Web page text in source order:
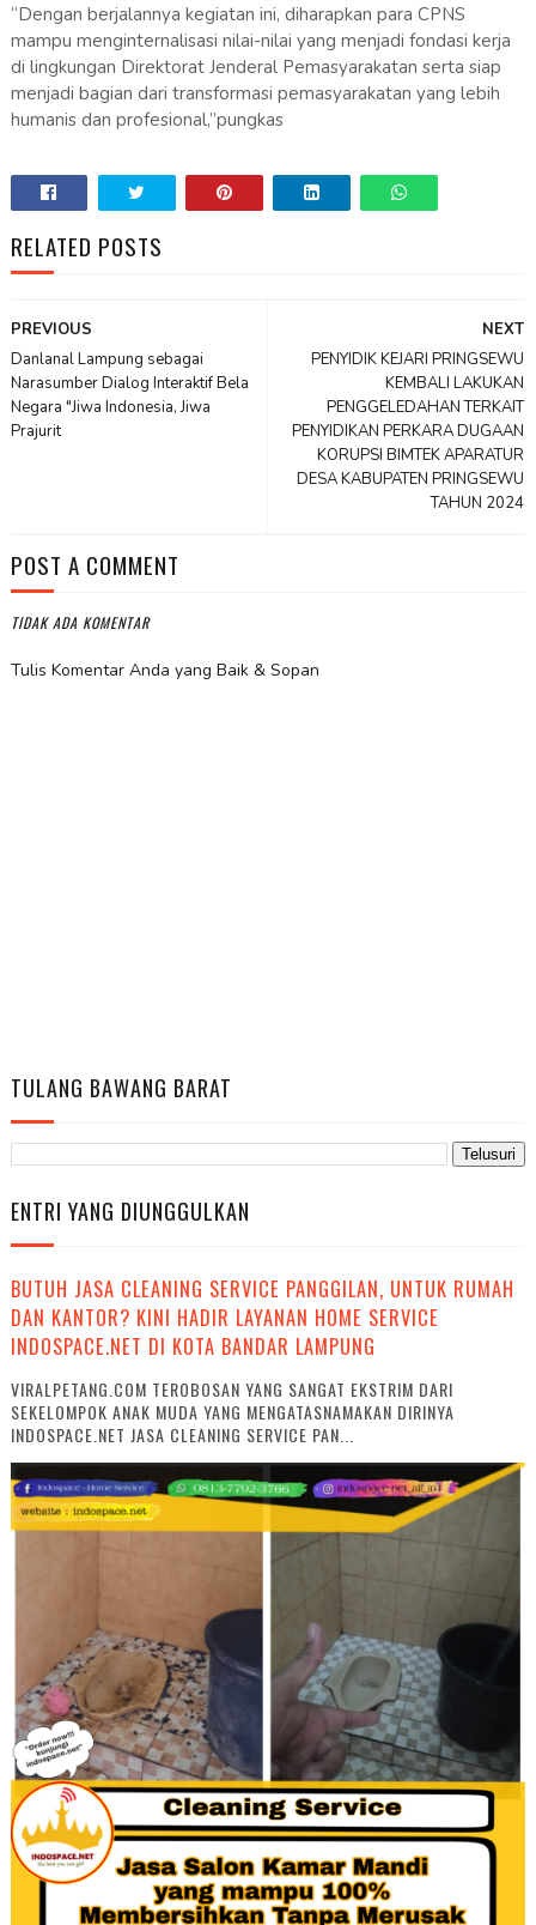
“Dengan berjalannya kegiatan ini, diharapkan para CPNS
mampu menginternalisasi nilai-nilai yang menjadi fondasi kerja
di lingkungan Direktorat Jenderal Pemasyarakatan serta siap
menjadi bagian dari transformasi pemasyarakatan yang lebih
humanis dan profesional,”pungkas
RELATED POSTS
NEXT
PENYIDIK KEJARI PRINGSEWU
KEMBALI LAKUKAN
PENGGELEDAHAN TERKAIT
PENYIDIKAN PERKARA DUGAAN
KORUPSI BIMTEK APARATUR
DESA KABUPATEN PRINGSEWU
TAHUN 2024
PREVIOUS
Danlanal Lampung sebagai
Narasumber Dialog Interaktif Bela
Negara "Jiwa Indonesia, Jiwa
Prajurit
POST A COMMENT
TIDAK ADA KOMENTAR
Tulis Komentar Anda yang Baik & Sopan
TULANG BAWANG BARAT
ENTRI YANG DIUNGGULKAN
BUTUH JASA CLEANING SERVICE PANGGILAN, UNTUK RUMAH
DAN KANTOR? KINI HADIR LAYANAN HOME SERVICE
INDOSPACE.NET DI KOTA BANDAR LAMPUNG
VIRALPETANG.COM TEROBOSAN YANG SANGAT EKSTRIM DARI
SEKELOMPOK ANAK MUDA YANG MENGATASNAMAKAN DIRINYA
INDOSPACE.NET JASA CLEANING SERVICE PAN...